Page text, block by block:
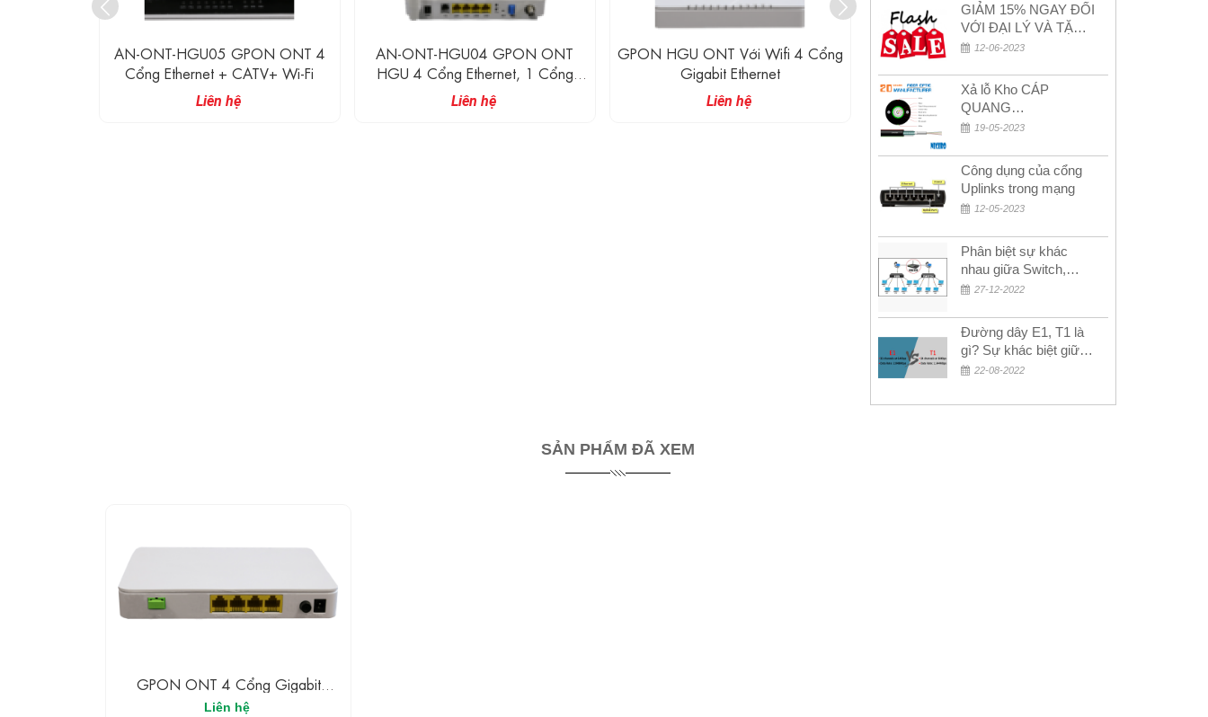
AN-ONT-HGU05 GPON ONT 4
Cổng Ethernet + CATV+ Wi-Fi
Liên hệ
AN-ONT-HGU04 GPON ONT
HGU 4 Cổng Ethernet, 1 Cổng
POTS Phone, 1 Cổng CATV Có
Hỗ Trợ Wifi
Liên hệ
GPON HGU ONT Với Wifi 4 Cổng
Gigabit Ethernet
Liên hệ
GPON Repeater - Bộ Mở Rộng
Phạm Vi
Liên hệ
GIẢM 15% NGAY ĐỐI
VỚI ĐẠI LÝ VÀ TẶNG
QUÀ KHÁCH HÀNG
12-06-2023
Xả lỗ Kho CÁP
QUANG
MULTIMODE CÁP
MULTIMODE 4-8-12-
24Fo SỢI OM1-OM2-
OM3 Siêu Rẻ 5k
19-05-2023
Công dụng của cổng
Uplinks trong mạng
12-05-2023
Phân biệt sự khác
nhau giữa Switch,
Router và Hub
27-12-2022
Đường dây E1, T1 là
gì? Sự khác biệt giữa
E1 và T1
22-08-2022
SẢN PHẨM ĐÃ XEM
GPON ONT 4 Cổng Gigabit
Ethernet
Liên hệ